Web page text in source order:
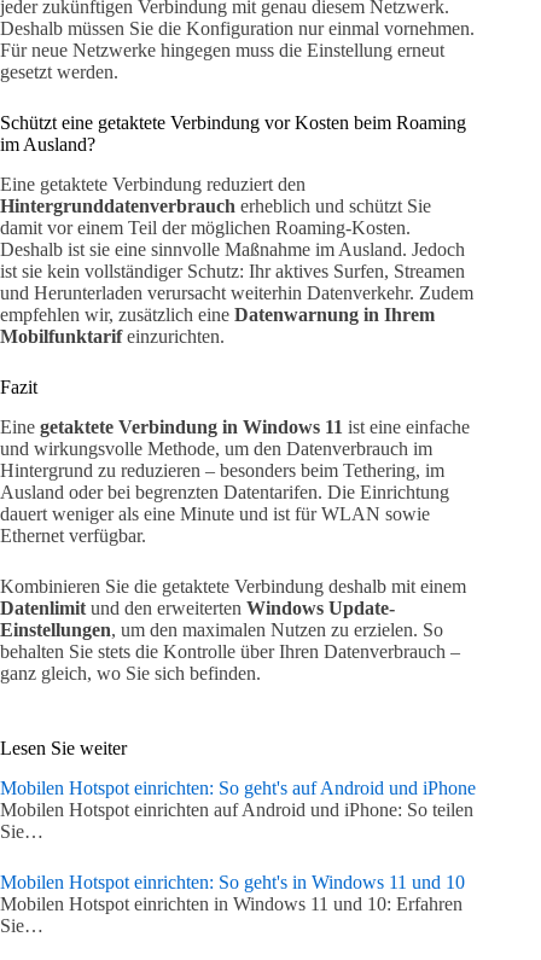
jeder zukünftigen Verbindung mit genau diesem Netzwerk.
Deshalb müssen Sie die Konfiguration nur einmal vornehmen.
Für neue Netzwerke hingegen muss die Einstellung erneut
gesetzt werden.
Schützt eine getaktete Verbindung vor Kosten beim Roaming
im Ausland?
Eine getaktete Verbindung reduziert den
Hintergrunddatenverbrauch erheblich und schützt Sie
damit vor einem Teil der möglichen Roaming-Kosten.
Deshalb ist sie eine sinnvolle Maßnahme im Ausland. Jedoch
ist sie kein vollständiger Schutz: Ihr aktives Surfen, Streamen
und Herunterladen verursacht weiterhin Datenverkehr. Zudem
empfehlen wir, zusätzlich eine Datenwarnung in Ihrem
Mobilfunktarifeinzurichten.
Fazit
Eine getaktete Verbindung in Windows 11 ist eine einfache
und wirkungsvolle Methode, um den Datenverbrauch im
Hintergrund zu reduzieren – besonders beim Tethering, im
Ausland oder bei begrenzten Datentarifen. Die Einrichtung
dauert weniger als eine Minute und ist für WLAN sowie
Ethernet verfügbar.
Kombinieren Sie die getaktete Verbindung deshalb mit einem
Datenlimit und den erweiterten Windows Update-
Einstellungen, um den maximalen Nutzen zu erzielen. So
behalten Sie stets die Kontrolle über Ihren Datenverbrauch –
ganz gleich, wo Sie sich befinden.
Lesen Sie weiter
Mobilen Hotspot einrichten: So geht's auf Android und iPhone
Mobilen Hotspot einrichten auf Android und iPhone: So teilen
Sie…
Mobilen Hotspot einrichten: So geht's in Windows 11 und 10
Mobilen Hotspot einrichten in Windows 11 und 10: Erfahren
Sie…